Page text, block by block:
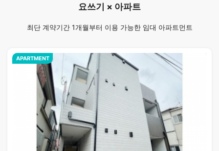
요쓰기 × 아파트
최단 계약기간 1개월부터 이용 가능한 임대 아파트먼트
APARTMENT